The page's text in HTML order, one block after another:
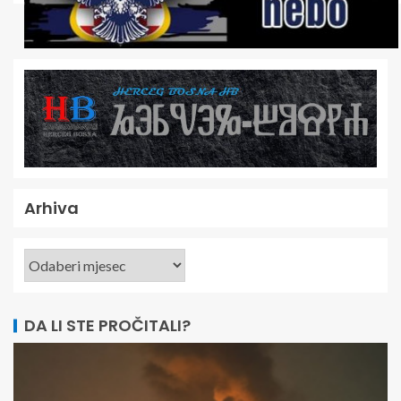
Arhiva
DA LI STE PROČITALI?